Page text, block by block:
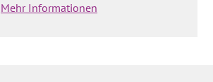
Mehr Informationen